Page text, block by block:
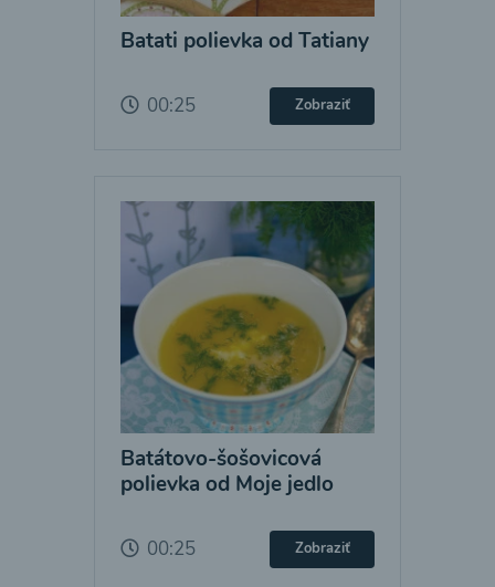
Batati polievka od Tatiany
00:25 Zobraziť
Batátovo-šošovicová
polievka od Moje jedlo
00:25 Zobraziť